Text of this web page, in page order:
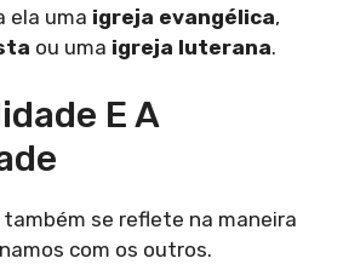
ela uma igreja evangélica,
ou uma igreja luterana.
E A
se reflete na maneira
com os outros.